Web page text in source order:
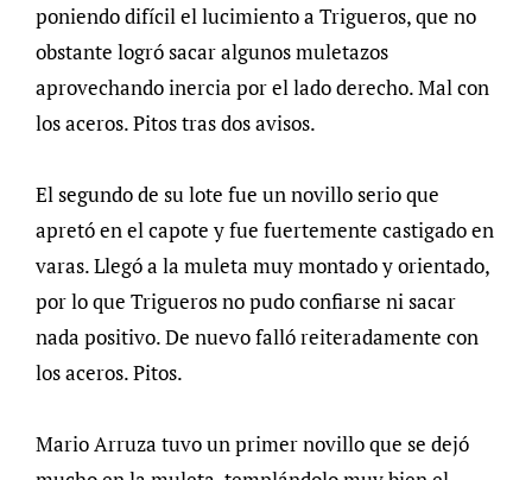
poniendo difícil el lucimiento a Trigueros, que no
obstante logró sacar algunos muletazos
aprovechando inercia por el lado derecho. Mal con
los aceros. Pitos tras dos avisos.
El segundo de su lote fue un novillo serio que
apretó en el capote y fue fuertemente castigado en
varas. Llegó a la muleta muy montado y orientado,
por lo que Trigueros no pudo confiarse ni sacar
nada positivo. De nuevo falló reiteradamente con
los aceros. Pitos.
Mario Arruza tuvo un primer novillo que se dejó